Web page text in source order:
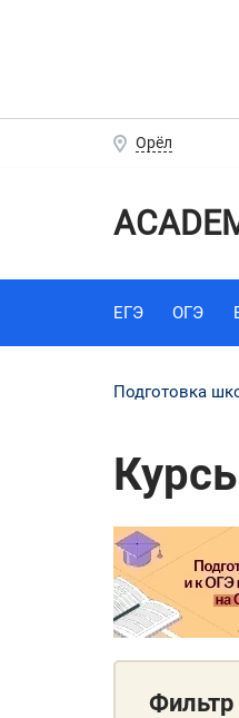
Орёл
ЕГЭ ОГЭ
Подготовка
Фильтр